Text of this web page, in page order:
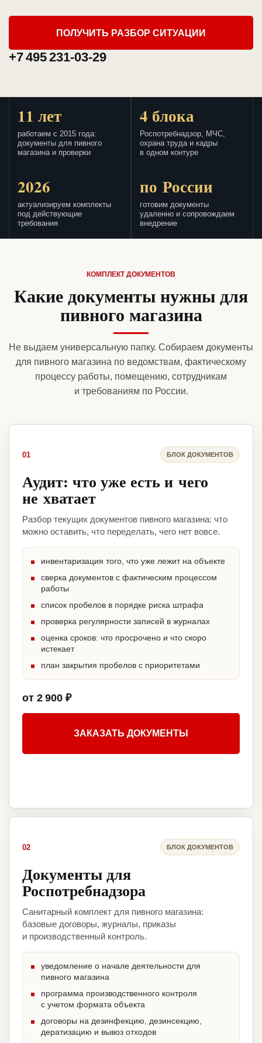
ПОЛУЧИТЬ РАЗБОР СИТУАЦИИ
+7 495 231-03-29
11 лет
работаем с 2015 года:
документы для пивного
магазина и проверки
4 блока
Роспотребнадзор, МЧС,
охрана труда и кадры
в одном контуре
2026
актуализируем комплекты
под действующие
требования
по России
готовим документы
удаленно и сопровождаем
внедрение
КОМПЛЕКТ ДОКУМЕНТОВ
Какие документы нужны для
пивного магазина
Не выдаем универсальную папку. Собираем документы
для пивного магазина по ведомствам, фактическому
процессу работы, помещению, сотрудникам
и требованиям по России.
01 БЛОК ДОКУМЕНТОВ
Аудит: что уже есть и чего
не хватает
Разбор текущих документов пивного магазина: что
можно оставить, что переделать, чего нет вовсе.
инвентаризация того, что уже лежит на объекте
сверка документов с фактическим процессом
работы
список пробелов в порядке риска штрафа
проверка регулярности записей в журналах
оценка сроков: что просрочено и что скоро
истекает
план закрытия пробелов с приоритетами
от 2 900 ₽
ЗАКАЗАТЬ ДОКУМЕНТЫ
02 БЛОК ДОКУМЕНТОВ
Документы для
Роспотребнадзора
Санитарный комплект для пивного магазина:
базовые договоры, журналы, приказы
и производственный контроль.
уведомление о начале деятельности для
пивного магазина
программа производственного контроля
с учетом формата объекта
договоры на дезинфекцию, дезинсекцию,
дератизацию и вывоз отходов